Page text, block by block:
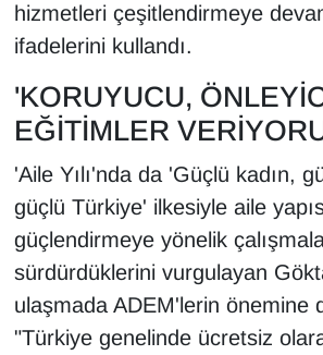
hizmetleri çeşitlendirmeye
ifadelerini kullandı.
'KORUYUCU,
EĞİTİMLER
'Aile Yılı'nda da 'Güçlü kadın,
güçlü Türkiye' ilkesiyle aile
güçlendirmeye yönelik
sürdürdüklerini vurgulayan
ulaşmada ADEM'lerin önemine
"Türkiye genelinde ücretsiz
MAGAZİN
MEDYA
ONE EKONOMİ
POLİTİKA
Resmi İlanlar
RÖPORTAJ